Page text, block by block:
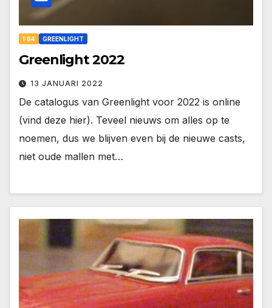
1:64 GREENLIGHT
Greenlight 2022
13 JANUARI 2022
De catalogus van Greenlight voor 2022 is online
(vind deze hier). Teveel nieuws om alles op te
noemen, dus we blijven even bij de nieuwe casts,
niet oude mallen met…